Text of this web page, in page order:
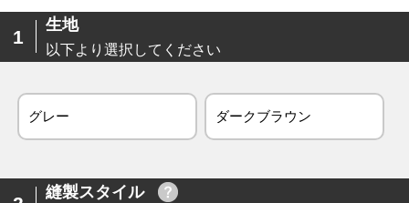
1
生地
以下より選択してください
グレー ダークブラウン
縫製スタイル